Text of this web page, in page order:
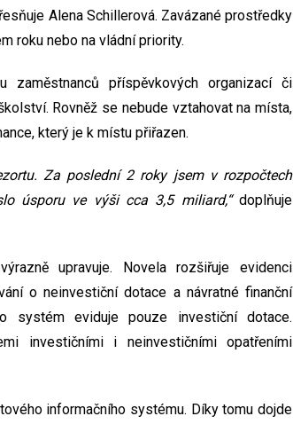
Alena Schillerová. Zavázané prostředky
roku nebo na vládní priority.
příspěvkových organizací či
Rovněž se nebude vztahovat na místa,
který je k místu přiřazen.
Za poslední 2 roky jsem v rozpočtech
úsporu ve výši cca 3,5 miliard,“doplňuje
upravuje. Novela rozšiřuje evidenci
o neinvestiční dotace a návratné finanční
systém eviduje pouze investiční dotace.
investičními i neinvestičními opatřeními
informačního systému. Díky tomu dojde